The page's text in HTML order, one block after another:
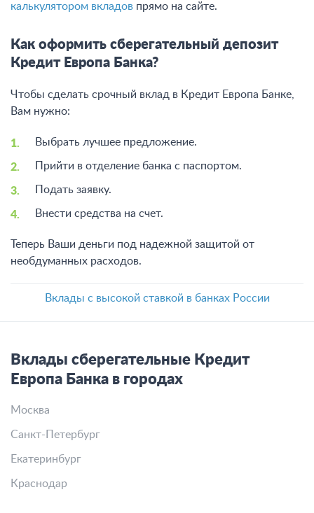
калькулятором вкладов прямо на сайте.
Как оформить сберегательный депозит
Кредит Европа Банка?
Чтобы сделать срочный вклад в Кредит Европа Банке,
Вам нужно:
Выбрать лучшее предложение.
Прийти в отделение банка с паспортом.
Подать заявку.
Внести средства на счет.
Теперь Ваши деньги под надежной защитой от
необдуманных расходов.
Вклады с высокой ставкой в банках России
Вклады сберегательные Кредит
Европа Банка в городах
Москва
Санкт-Петербург
Екатеринбург
Краснодар